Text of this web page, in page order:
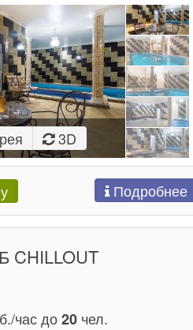
3D
Подробнее
CHILLOUT
час до20 чел.